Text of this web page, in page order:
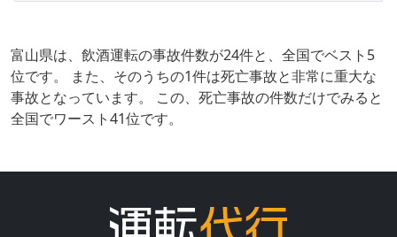
富山県は、飲酒運転の事故件数が24件と、全国でベスト5
位です。 また、そのうちの1件は死亡事故と非常に重大な
事故となっています。 この、死亡事故の件数だけでみると
全国でワースト41位です。